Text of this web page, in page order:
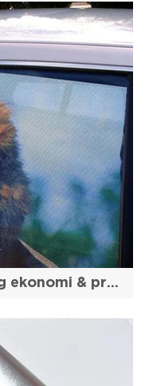
Penglihatan satu cara yang ekonomi & praktikal